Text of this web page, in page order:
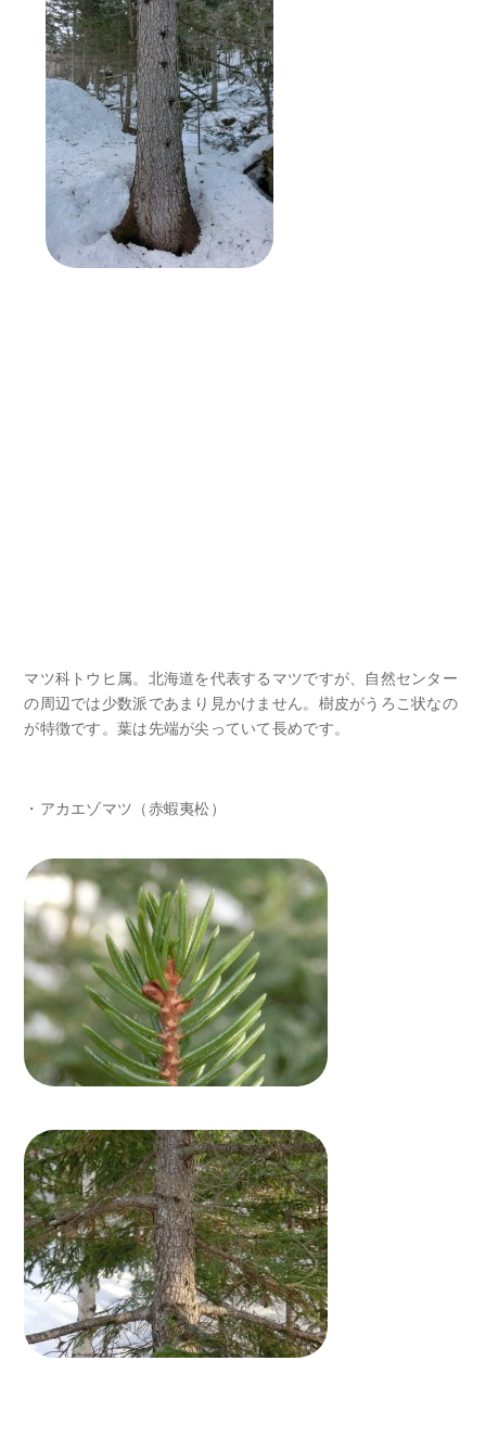
マツ科トウヒ属。北海道を代表するマツですが、自然センター
の周辺では少数派であまり見かけません。樹皮がうろこ状なの
が特徴です。葉は先端が尖っていて長めです。
・アカエゾマツ（赤蝦夷松）